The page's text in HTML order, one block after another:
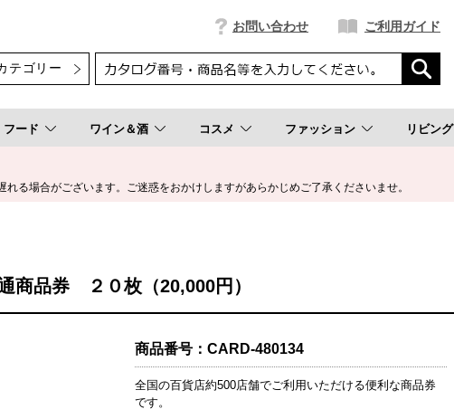
お問い合わせ ご利用ガイド
フード ワイン＆酒 コスメ ファッション リビング
る場合がございます。ご迷惑をおかけしますがあらかじめご了承くださいませ。
商品券 ２０枚（20,000円）
商品番号： CARD-480134
全国の百貨店約500店舗でご利用いただける便利な商品券
です。